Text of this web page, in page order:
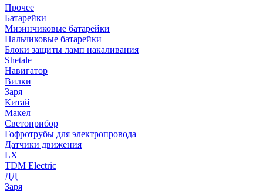
Прочее
Батарейки
Мизинчиковые батарейки
Пальчиковые батарейки
Блоки защиты ламп накаливания
Shetale
Навигатор
Вилки
Заря
Китай
Макел
Светоприбор
Гофротрубы для электропровода
Датчики движения
LX
TDM Electric
ДД
Заря